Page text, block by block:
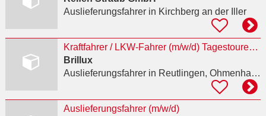
Auslieferungsfahrerin Kirchberg an der Iller
Kraftfahrer / LKW-Fahrer (m/w/d) Tagestouren | Brillux Reutlingen
Brillux
Auslieferungsfahrerin Reutlingen, Ohmenhausen
Auslieferungsfahrer (m/w/d)